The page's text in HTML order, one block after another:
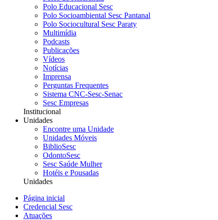
Polo Educacional Sesc
Polo Socioambiental Sesc Pantanal
Polo Sociocultural Sesc Paraty
Multimídia
Podcasts
Publicações
Vídeos
Notícias
Imprensa
Perguntas Frequentes
Sistema CNC-Sesc-Senac
Sesc Empresas
Institucional
Unidades
Encontre uma Unidade
Unidades Móveis
BiblioSesc
OdontoSesc
Sesc Saúde Mulher
Hotéis e Pousadas
Unidades
Página inicial
Credencial Sesc
Atuações